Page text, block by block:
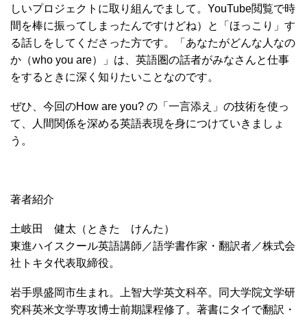
しいプロジェクトに取り組んでまして。YouTube閲覧で時
間を棒に振ってしまったんですけどね）と「ほっこり」す
る話しをしてくださった方です。「あなたがどんな人なの
か（who you are）」は、英語圏の話者がみなさんと仕事
をするときに深く知りたいことなのです。
ぜひ、今回のHow are you? の「一言添え」の技術を使っ
て、人間関係を深める英語表現を身につけていきましょ
う。
著者紹介
土岐田 健太（ときた けんた）
東進ハイスクール英語講師／語学書作家・翻訳者／株式会
社トキタ代表取締役。
岩手県盛岡市生まれ。上智大学英文科卒。同大学院文学研
究科英米文学専攻博士前期課程修了。著書にタイで翻訳・